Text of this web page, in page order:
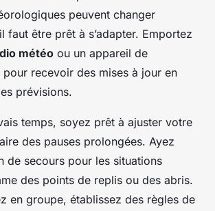
peuvent changer
faut être prêt à s’adapter. Emportez
météo ou un appareil de
recevoir des mises à jour en
prévisions.
temps, soyez prêt à ajuster votre
des pauses prolongées. Ayez
de secours pour les situations
des points de replis ou des abris.
en groupe, établissez des règles de